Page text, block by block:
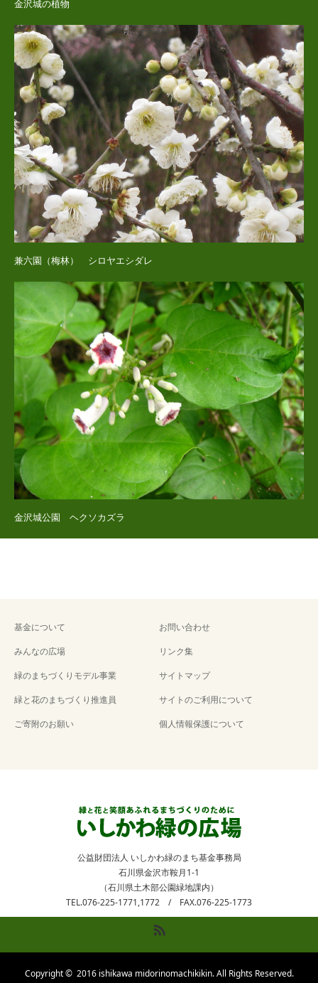
金沢城の植物
兼六園（梅林） シロヤエシダレ
金沢城公園 ヘクソカズラ
基金について
みんなの広場
緑のまちづくりモデル事業
緑と花のまちづくり推進員
ご寄附のお願い
お問い合わせ
リンク集
サイトマップ
サイトのご利用について
個人情報保護について
公益財団法人 いしかわ緑のまち基金事務局
石川県金沢市鞍月1-1
（石川県土木部公園緑地課内）
TEL.076-225-1771,1772 / FAX.076-225-1773
Copyright © 2016 ishikawa midorinomachikikin. All Rights Reserved.